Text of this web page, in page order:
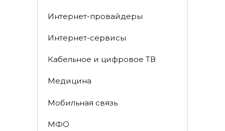
Интернет-провайдеры
Интернет-сервисы
Кабельное и цифровое ТВ
Медицина
Мобильная связь
МФО